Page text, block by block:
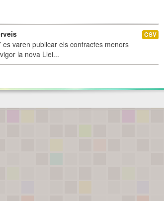
varen publicar els contractes menors
la nova Llei...
CSV